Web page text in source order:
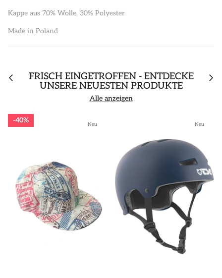
Kappe aus 70% Wolle, 30% Polyester
Made in Poland
FRISCH EINGETROFFEN - ENTDECKE
UNSERE NEUESTEN PRODUKTE
Alle anzeigen
Neu
40% Neu